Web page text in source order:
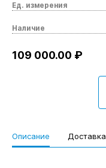
Ед. измерения
Наличие
109 000.00 ₽
Описание Доставка